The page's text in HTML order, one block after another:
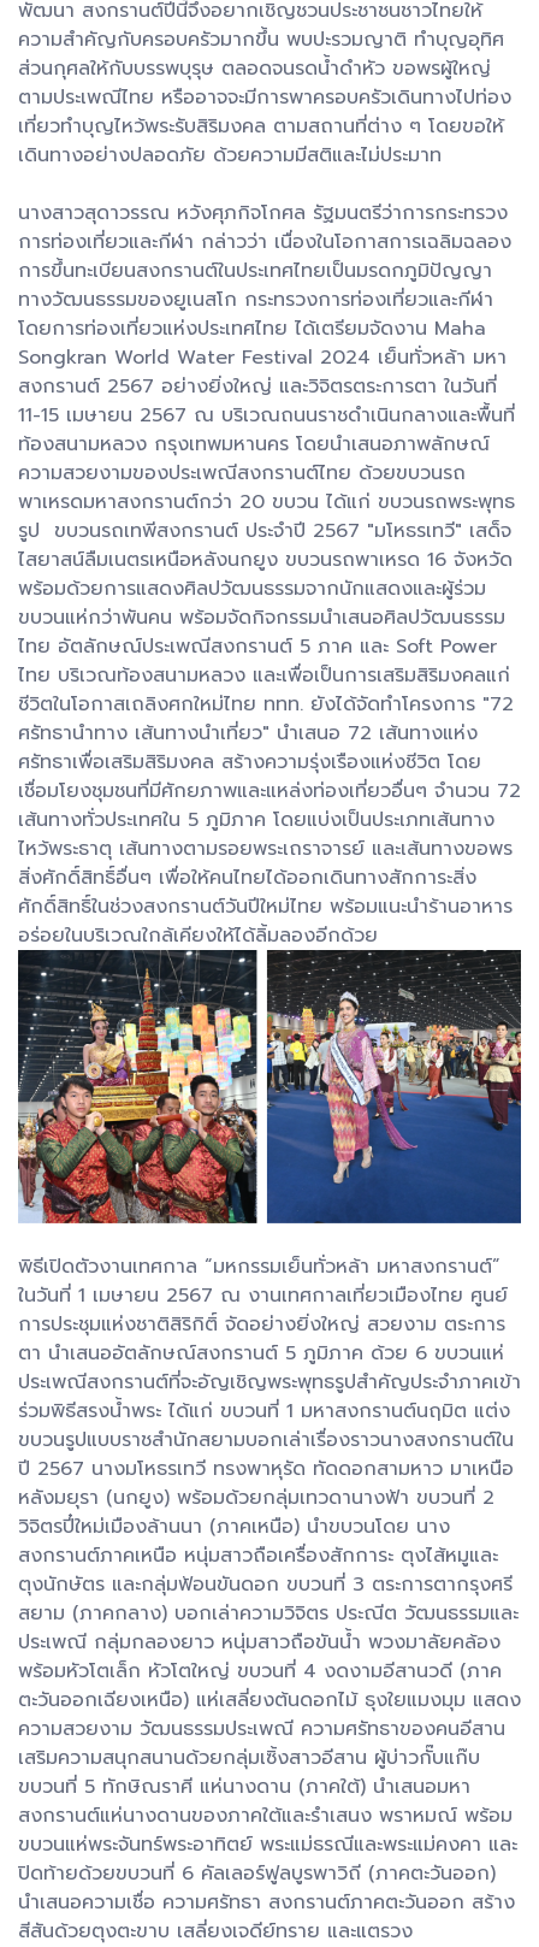
พัฒนา สงกรานต์ปีนี้จึงอยากเชิญชวนประชาชนชาวไทยให้
ความสำคัญกับครอบครัวมากขึ้น พบปะรวมญาติ ทำบุญอุทิศ
ส่วนกุศลให้กับบรรพบุรุษ ตลอดจนรดน้ำดำหัว ขอพรผู้ใหญ่
ตามประเพณีไทย หรืออาจจะมีการพาครอบครัวเดินทางไปท่อง
เที่ยวทำบุญไหว้พระรับสิริมงคล ตามสถานที่ต่าง ๆ โดยขอให้
เดินทางอย่างปลอดภัย ด้วยความมีสติและไม่ประมาท
นางสาวสุดาวรรณ หวังศุภกิจโกศล รัฐมนตรีว่าการกระทรวง
การท่องเที่ยวและกีฬา กล่าวว่า เนื่องในโอกาสการเฉลิมฉลอง
การขึ้นทะเบียนสงกรานต์ในประเทศไทยเป็นมรดกภูมิปัญญา
ทางวัฒนธรรมของยูเนสโก กระทรวงการท่องเที่ยวและกีฬา
โดยการท่องเที่ยวแห่งประเทศไทย ได้เตรียมจัดงาน Maha
Songkran World Water Festival 2024 เย็นทั่วหล้า มหา
สงกรานต์ 2567 อย่างยิ่งใหญ่ และวิจิตรตระการตา ในวันที่
11-15 เมษายน 2567 ณ บริเวณถนนราชดำเนินกลางและพื้นที่
ท้องสนามหลวง กรุงเทพมหานคร โดยนำเสนอภาพลักษณ์
ความสวยงามของประเพณีสงกรานต์ไทย ด้วยขบวนรถ
พาเหรดมหาสงกรานต์กว่า 20 ขบวน ได้แก่ ขบวนรถพระพุทธ
รูป ขบวนรถเทพีสงกรานต์ ประจำปี 2567 "มโหธรเทวี" เสด็จ
ไสยาสน์ลืมเนตรเหนือหลังนกยูง ขบวนรถพาเหรด 16 จังหวัด
พร้อมด้วยการแสดงศิลปวัฒนธรรมจากนักแสดงและผู้ร่วม
ขบวนแห่กว่าพันคน พร้อมจัดกิจกรรมนำเสนอศิลปวัฒนธรรม
ไทย อัตลักษณ์ประเพณีสงกรานต์ 5 ภาค และ Soft Power
ไทย บริเวณท้องสนามหลวง และเพื่อเป็นการเสริมสิริมงคลแก่
ชีวิตในโอกาสเถลิงศกใหม่ไทย ททท. ยังได้จัดทำโครงการ "72
ศรัทธานำทาง เส้นทางนำเที่ยว" นำเสนอ 72 เส้นทางแห่ง
ศรัทธาเพื่อเสริมสิริมงคล สร้างความรุ่งเรืองแห่งชีวิต โดย
เชื่อมโยงชุมชนที่มีศักยภาพและแหล่งท่องเที่ยวอื่นๆ จำนวน 72
เส้นทางทั่วประเทศใน 5 ภูมิภาค โดยแบ่งเป็นประเภทเส้นทาง
ไหว้พระธาตุ เส้นทางตามรอยพระเถราจารย์ และเส้นทางขอพร
สิ่งศักดิ์สิทธิ์อื่นๆ เพื่อให้คนไทยได้ออกเดินทางสักการะสิ่ง
ศักดิ์สิทธิ์ในช่วงสงกรานต์วันปีใหม่ไทย พร้อมแนะนำร้านอาหาร
อร่อยในบริเวณใกล้เคียงให้ได้ลิ้มลองอีกด้วย
พิธีเปิดตัวงานเทศกาล “มหกรรมเย็นทั่วหล้า มหาสงกรานต์”
ในวันที่ 1 เมษายน 2567 ณ งานเทศกาลเที่ยวเมืองไทย ศูนย์
การประชุมแห่งชาติสิริกิติ์ จัดอย่างยิ่งใหญ่ สวยงาม ตระการ
ตา นำเสนออัตลักษณ์สงกรานต์ 5 ภูมิภาค ด้วย 6 ขบวนแห่
ประเพณีสงกรานต์ที่จะอัญเชิญพระพุทธรูปสำคัญประจำภาคเข้า
ร่วมพิธีสรงน้ำพระ ได้แก่ ขบวนที่ 1 มหาสงกรานต์นฤมิต แต่ง
ขบวนรูปแบบราชสำนักสยามบอกเล่าเรื่องราวนางสงกรานต์ใน
ปี 2567 นางมโหธรเทวี ทรงพาหุรัด ทัดดอกสามหาว มาเหนือ
หลังมยุรา (นกยูง) พร้อมด้วยกลุ่มเทวดานางฟ้า ขบวนที่ 2
วิจิตรปี๋ใหม่เมืองล้านนา (ภาคเหนือ) นำขบวนโดย นาง
สงกรานต์ภาคเหนือ หนุ่มสาวถือเครื่องสักการะ ตุงไส้หมูและ
ตุงนักษัตร และกลุ่มฟ้อนขันดอก ขบวนที่ 3 ตระการตากรุงศรี
สยาม (ภาคกลาง) บอกเล่าความวิจิตร ประณีต วัฒนธรรมและ
ประเพณี กลุ่มกลองยาว หนุ่มสาวถือขันน้ำ พวงมาลัยคล้อง
พร้อมหัวโตเล็ก หัวโตใหญ่ ขบวนที่ 4 งดงามอีสานวดี (ภาค
ตะวันออกเฉียงเหนือ) แห่เสลี่ยงต้นดอกไม้ ธุงใยแมงมุม แสดง
ความสวยงาม วัฒนธรรมประเพณี ความศรัทธาของคนอีสาน
เสริมความสนุกสนานด้วยกลุ่มเซิ้งสาวอีสาน ผู้บ่าวกั๊บแก๊บ
ขบวนที่ 5 ทักษิณราศี แห่นางดาน (ภาคใต้) นำเสนอมหา
สงกรานต์แห่นางดานของภาคใต้และรำเสนง พราหมณ์ พร้อม
ขบวนแห่พระจันทร์พระอาทิตย์ พระแม่ธรณีและพระแม่คงคา และ
ปิดท้ายด้วยขบวนที่ 6 คัลเลอร์ฟูลบูรพาวิถี (ภาคตะวันออก)
นำเสนอความเชื่อ ความศรัทธา สงกรานต์ภาคตะวันออก สร้าง
สีสันด้วยตุงตะขาบ เสลี่ยงเจดีย์ทราย และแตรวง